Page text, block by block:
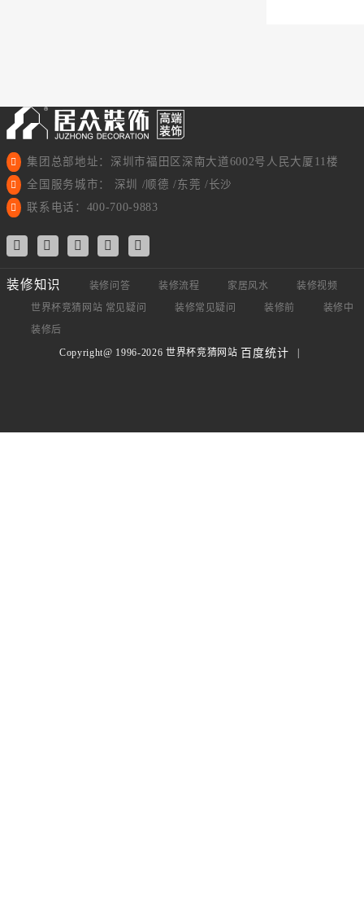
集团总部地址：深圳市福田区深南大道6002号人民大厦11楼
全国服务城市： 深圳 /顺德 /东莞 /长沙
联系电话：400-700-9883
装修知识 装修问答 装修流程 家居风水
装修视频
世界杯竞猜网站 常见疑问
装修常见疑问 装修前
装修中
装修后
Copyright@ 1996-2026 世界杯竞猜网站 百度统计